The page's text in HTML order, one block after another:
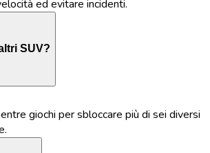
ed evitare incidenti.
SUV?
giochi per sbloccare più di sei diversi